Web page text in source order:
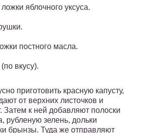
яблочного уксуса.
постного масла.
вкусу).
приготовить красную капусту,
от верхних листочков и
Затем к ней добавляют полоски
рубленую зелень, дольки
брынзы. Туда же отправляют